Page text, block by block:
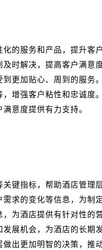
的服务和产品，提升客户
时解决，提高客户满意度
更加贴心、周到的服务。
增强客户粘性和忠诚度。
意度提供有力支持。
键指标，帮助酒店管理
求的变化等信息，为制
为酒店提供有针对性的营
展机会，为酒店的长期
出更加明智的决策，推